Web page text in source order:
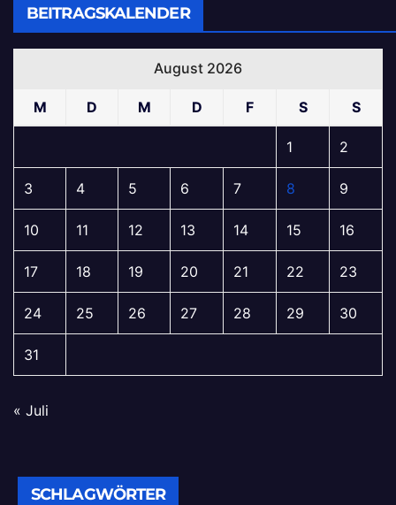
BEITRAGSKALENDER
August 2026
M D M D F S S
1 2
3 4 5 6 7 8 9
10 11 12 13 14 15 16
17 18 19 20 21 22 23
24 25 26 27 28 29 30
31
« Juli
SCHLAGWÖRTER